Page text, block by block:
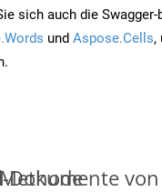
sich auch die
und Aspose.Cells,
Dokumente